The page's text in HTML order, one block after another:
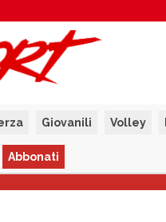
Giovanili Volley
Abbonati